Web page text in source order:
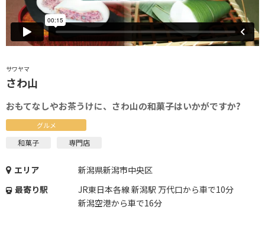
サワヤマ
さわ山
おもてなしやお茶うけに、さわ山の和菓子はいかがですか?
グルメ
和菓子 専門店
エリア
新潟県新潟市中央区
最寄り駅
JR東日本各線 新潟駅 万代口から車で10分
新潟空港から車で16分